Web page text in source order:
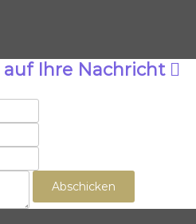
auf Ihre Nachricht
Nachricht